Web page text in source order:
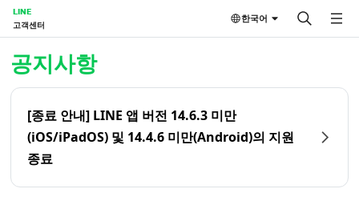
LINE
고객센터
한국어
공지사항
[종료 안내] LINE 앱 버전 14.6.3 미만
(iOS/iPadOS) 및 14.4.6 미만(Android)의 지원
종료